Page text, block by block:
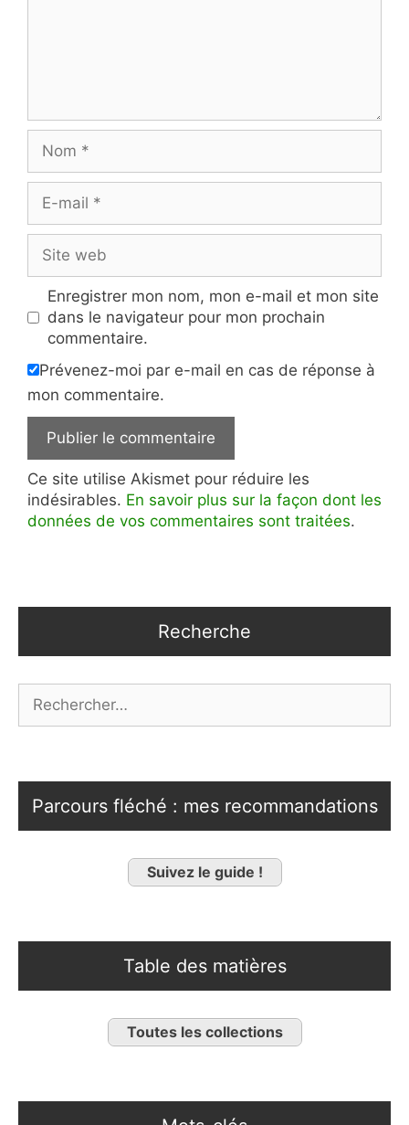
mail
web
Enregistrer mon nom, mon e-mail et mon site
dans le navigateur pour mon prochain
commentaire.
Prévenez-moi par e-mail en cas de réponse à
mon commentaire.
Ce site utilise Akismet pour réduire les
indésirables. En savoir plus sur la façon dont les
données de vos commentaires sont traitées.
Recherche
Parcours fléché : mes recommandations
Suivez le guide !
Table des matières
Toutes les collections